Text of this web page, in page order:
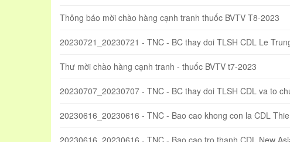
Thông báo mời chào hàng cạnh tranh thuốc BVTV T8-2023
20230721_20230721 - TNC - BC thay doi TLSH CDL Le
Thư mời chào hàng cạnh tranh - thuốc BVTV t7-2023
20230707_20230707 - TNC - BC thay doi TLSH CDL va to
20230616_20230616 - TNC - Bao cao khong con la CDL